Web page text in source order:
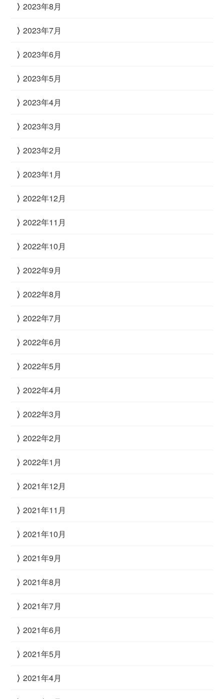
2023年8月
2023年7月
2023年6月
2023年5月
2023年4月
2023年3月
2023年2月
2023年1月
2022年12月
2022年11月
2022年10月
2022年9月
2022年8月
2022年7月
2022年6月
2022年5月
2022年4月
2022年3月
2022年2月
2022年1月
2021年12月
2021年11月
2021年10月
2021年9月
2021年8月
2021年7月
2021年6月
2021年5月
2021年4月